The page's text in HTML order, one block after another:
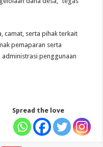
camat, serta pihak terkait
pemaparan serta
penggunaan
Spread the love